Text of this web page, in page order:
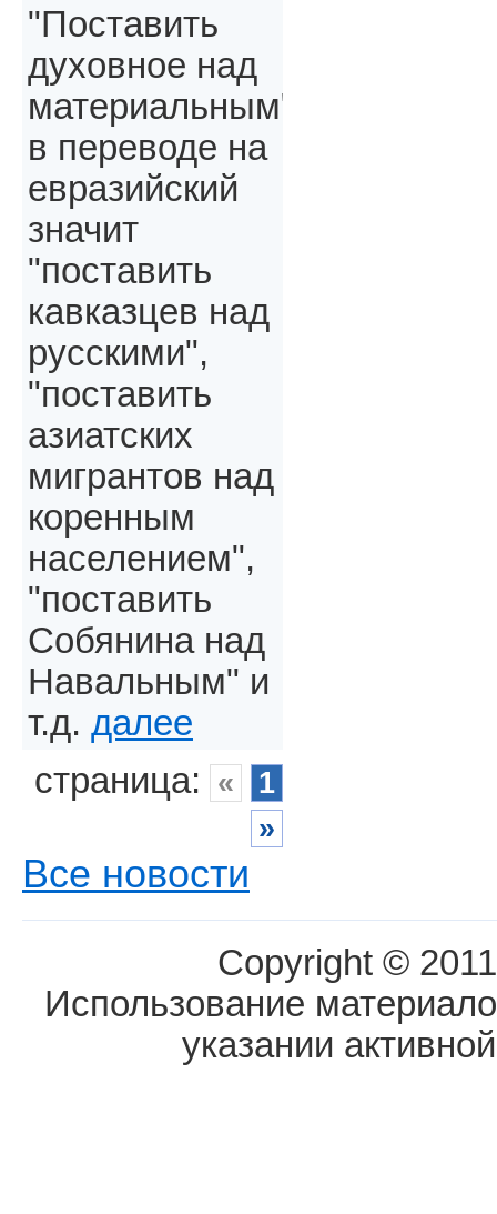
"Поставить
духовное над
материальным"
в переводе на
евразийский
значит
"поставить
кавказцев над
русскими",
"поставить
азиатских
мигрантов над
коренным
населением",
"поставить
Собянина над
Навальным" и
т.д. далее
страница: «
1
»
Все новости
Copyright ©
Использование
указании